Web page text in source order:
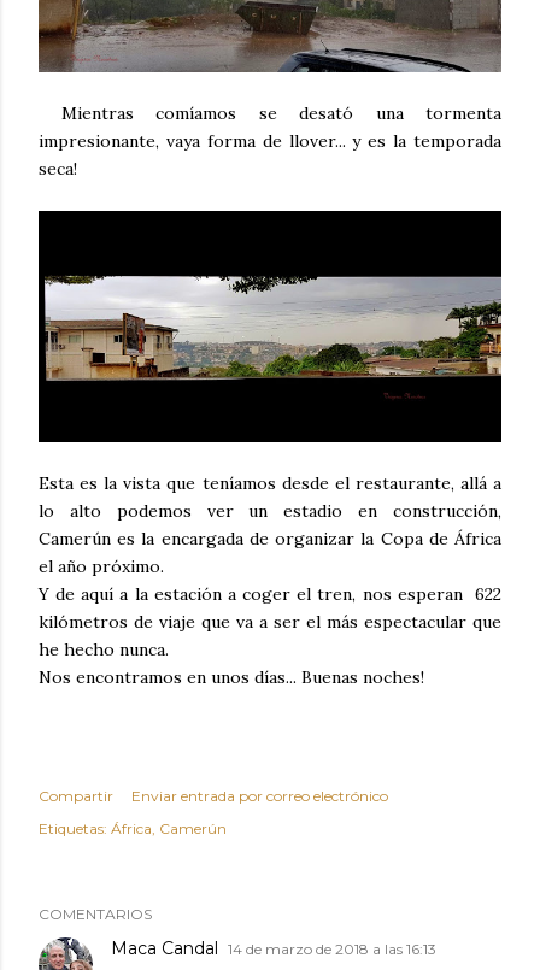
Mientras comíamos se desató una tormenta
impresionante, vaya forma de llover... y es la temporada
seca!
Esta es la vista que teníamos desde el restaurante, allá a
lo alto podemos ver un estadio en construcción,
Camerún es la encargada de organizar la Copa de África
el año próximo.
Y de aquí a la estación a coger el tren, nos esperan 622
kilómetros de viaje que va a ser el más espectacular que
he hecho nunca.
Nos encontramos en unos días... Buenas noches!
Compartir
Enviar entrada por correo electrónico
Etiquetas: África Camerún
COMENTARIOS
Maca Candal 14 de marzo de 2018 a las 16:13